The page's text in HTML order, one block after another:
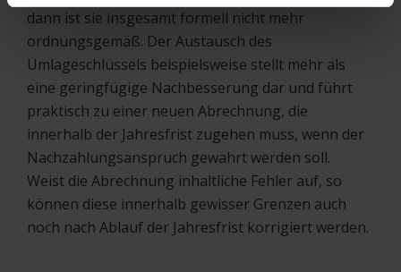
dann ist sie insgesamt formell nicht mehr
ordnungsgemäß. Der Austausch des
Umlageschlüssels beispielsweise stellt mehr als
eine geringfügige Nachbesserung dar und führt
praktisch zu einer neuen Abrechnung, die
innerhalb der Jahresfrist zugehen muss, wenn der
Nachzahlungsanspruch gewahrt werden soll.
Weist die Abrechnung inhaltliche Fehler auf, so
können diese innerhalb gewisser Grenzen auch
noch nach Ablauf der Jahresfrist korrigiert werden.